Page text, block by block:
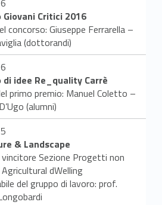
Giovani Critici 2016
concorso: Giuseppe Ferrarella –
(dottorandi)
di idee Re_quality Carrè
primo premio: Manuel Coletto –
(alumni)
& Landscape
Sezione Progetti non
dWelling
del gruppo di lavoro: prof.